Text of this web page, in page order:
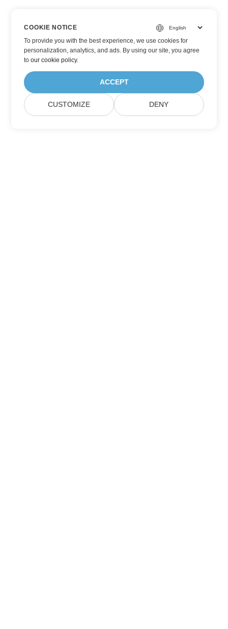
COOKIE NOTICE
To provide you with the best experience, we use cookies for
personalization, analytics, and ads. By using our site, you agree
toour cookie policy.
ACCEPT
CUSTOMIZE DENY